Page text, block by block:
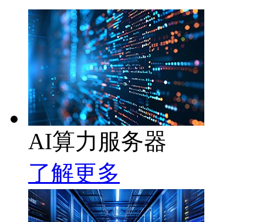
AI算力服务器
了解更多